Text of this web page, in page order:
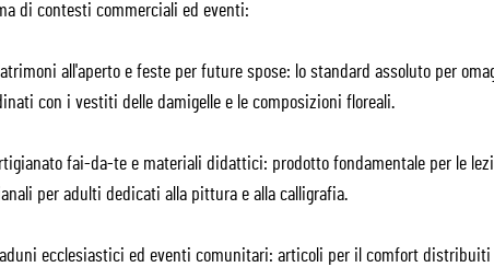
di contesti commerciali ed eventi:
all'aperto e feste per future spose: lo standard assoluto per
con i vestiti delle damigelle e le composizioni floreali.
fai-da-te e materiali didattici: prodotto fondamentale per le
per adulti dedicati alla pittura e alla calligrafia.
ecclesiastici ed eventi comunitari: articoli per il comfort